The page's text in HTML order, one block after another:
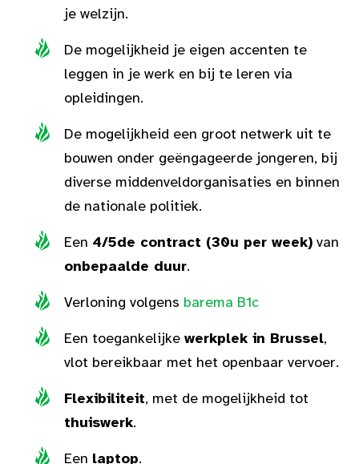
je welzijn.
De mogelijkheid je eigen accenten te
leggen in je werk en bij te leren via
opleidingen.
De mogelijkheid een groot netwerk uit te
bouwen onder geëngageerde jongeren, bij
diverse middenveldorganisaties en binnen
de nationale politiek.
Een 4/5de contract (30u per week) van
onbepaalde duur.
Verloning volgens barema B1c
Een toegankelijke werkplek in Brussel,
vlot bereikbaar met het openbaar vervoer.
Flexibiliteit, met de mogelijkheid tot
thuiswerk.
Een laptop.